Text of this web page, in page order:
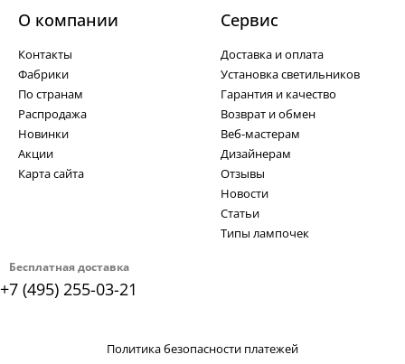
Бесплатная доставка
+7 (495) 255-03-21
О компании
Контакты
Фабрики
По странам
Распродажа
Новинки
Акции
Карта сайта
Cервис
Доставка и оплата
Установка светильников
Гарантия и качество
Возврат и обмен
Веб-мастерам
Дизайнерам
Отзывы
Новости
Статьи
Типы лампочек
Политика безопасности платежей